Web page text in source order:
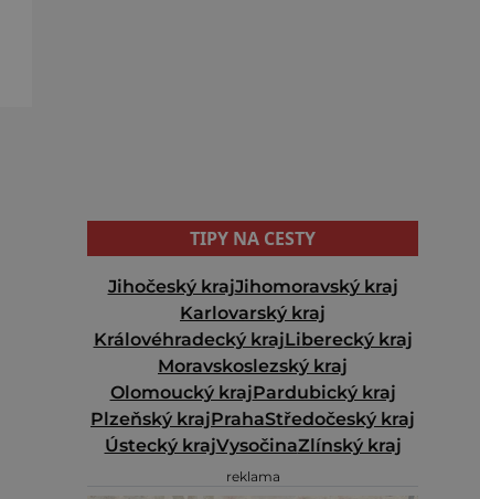
TIPY NA CESTY
Jihočeský krajJihomoravský kraj
Karlovarský kraj
Královéhradecký krajLiberecký kraj
Moravskoslezský kraj
Olomoucký krajPardubický kraj
Plzeňský krajPrahaStředočeský kraj
Ústecký krajVysočinaZlínský kraj
reklama